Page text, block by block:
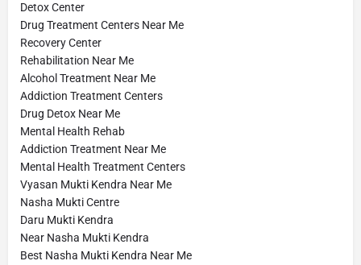
Detox Center
Drug Treatment Centers Near Me
Recovery Center
Rehabilitation Near Me
Alcohol Treatment Near Me
Addiction Treatment Centers
Drug Detox Near Me
Mental Health Rehab
Addiction Treatment Near Me
Mental Health Treatment Centers
Vyasan Mukti Kendra Near Me
Nasha Mukti Centre
Daru Mukti Kendra
Near Nasha Mukti Kendra
Best Nasha Mukti Kendra Near Me